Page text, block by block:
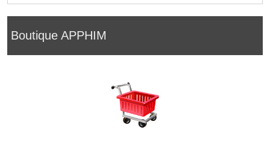
Boutique APPHIM